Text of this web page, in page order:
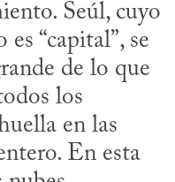
Seúl, cuyo
“capital”, se
de lo que
los
en las
En esta